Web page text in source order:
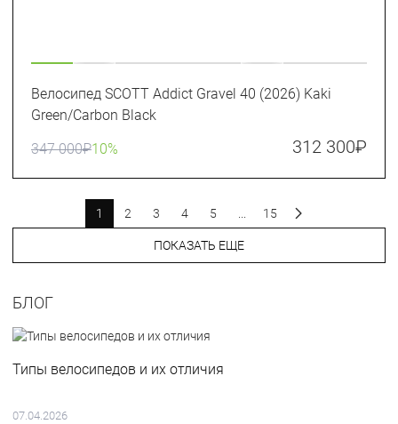
Велосипед SCOTT Addict Gravel 40 (2026) Kaki
Green/Carbon Black
347 000₽10% 312 300₽
ПОКАЗАТЬ ЕЩЕ
1 2 3 4 5 15
БЛОГ
Типы велосипедов и их отличия
07.04.2026